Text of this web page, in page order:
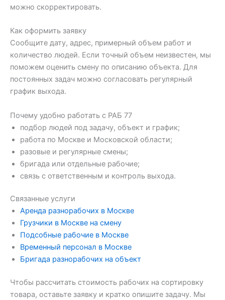
можно скорректировать.
Как оформить заявку
Сообщите дату, адрес, примерный объем работ и
количество людей. Если точный объем неизвестен, мы
поможем оценить смену по описанию объекта. Для
постоянных задач можно согласовать регулярный
график выхода.
Почему удобно работать с РАБ 77
подбор людей под задачу, объект и график;
работа по Москве и Московской области;
разовые и регулярные смены;
бригада или отдельные рабочие;
связь с ответственным и контроль выхода.
Связанные услуги
Аренда разнорабочих в Москве
Грузчики в Москве на смену
Подсобные рабочие в Москве
Временный персонал в Москве
Бригада разнорабочих на объект
Чтобы рассчитать стоимость рабочих на сортировку
товара, оставьте заявку и кратко опишите задачу. Мы